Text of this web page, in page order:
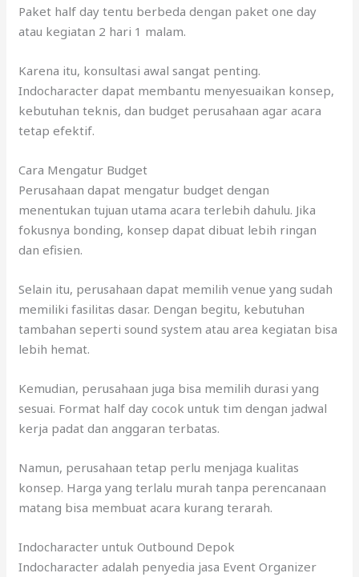
Paket half day tentu berbeda dengan paket one day
atau kegiatan 2 hari 1 malam.
Karena itu, konsultasi awal sangat penting.
Indocharacter dapat membantu menyesuaikan konsep,
kebutuhan teknis, dan budget perusahaan agar acara
tetap efektif.
Cara Mengatur Budget
Perusahaan dapat mengatur budget dengan
menentukan tujuan utama acara terlebih dahulu. Jika
fokusnya bonding, konsep dapat dibuat lebih ringan
dan efisien.
Selain itu, perusahaan dapat memilih venue yang sudah
memiliki fasilitas dasar. Dengan begitu, kebutuhan
tambahan seperti sound system atau area kegiatan bisa
lebih hemat.
Kemudian, perusahaan juga bisa memilih durasi yang
sesuai. Format half day cocok untuk tim dengan jadwal
kerja padat dan anggaran terbatas.
Namun, perusahaan tetap perlu menjaga kualitas
konsep. Harga yang terlalu murah tanpa perencanaan
matang bisa membuat acara kurang terarah.
Indocharacter untuk Outbound Depok
Indocharacter adalah penyedia jasa Event Organizer